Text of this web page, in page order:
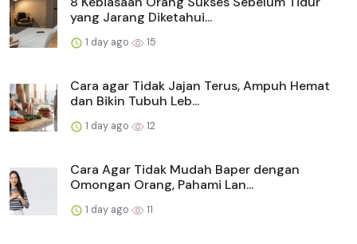
yang Jarang Diketahui...
1 day ago 15
Cara agar Tidak Jajan Terus, Ampuh Hemat
dan Bikin Tubuh Leb...
1 day ago 12
Cara Agar Tidak Mudah Baper dengan
Omongan Orang, Pahami Lan...
1 day ago 11